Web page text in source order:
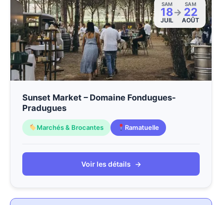
SAM
18
JUIL
→
SAM
22
AOÛT
Sunset Market – Domaine Fondugues-
Pradugues
Marchés & Brocantes Ramatuelle
Voir les détails →